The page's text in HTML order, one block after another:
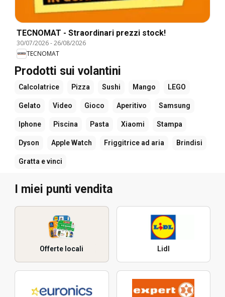
TECNOMAT - Straordinari prezzi stock!
30/07/2026-26/08/2026
TECNOMAT
Prodotti sui volantini
Calcolatrice Pizza Sushi Mango LEGO
Gelato Video Gioco Aperitivo Samsung
Iphone Piscina Pasta Xiaomi Stampa
Dyson Apple Watch Friggitrice ad aria Brindisi
Gratta e vinci
I miei punti vendita
Offerte locali Lidl